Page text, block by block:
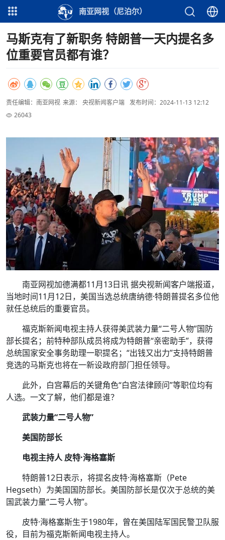
南亚网视（尼泊尔）
马斯克有了新职务 特朗普一天内提名多
位重要官员都有谁？
责任编辑：南亚网视 来源： 央视新闻客户端 发布时间：2024-11-13 12:12
26043
南亚网视加德满都11月13日讯 据央视新闻客户端报道，
当地时间11月12日，美国当选总统唐纳德·特朗普提名多位他
就任总统后的重要官员。
福克斯新闻电视主持人获得美武装力量“二号人物”国防
部长提名；前特种部队成员将成为特朗普“亲密助手”，获得
总统国家安全事务助理一职提名；“出钱又出力”支持特朗普
竞选的马斯克也将在一新设政府部门担任领导。
此外，白宫幕后的关键角色“白宫法律顾问”等职位均有
人选。一文了解，他们都是谁？
武装力量“二号人物”
美国防部长
电视主持人 皮特·海格塞斯
特朗普12日表示，将提名皮特·海格塞斯（Pete
Hegseth）为美国国防部长。美国防部长是仅次于总统的美
国武装力量“二号人物”。
皮特·海格塞斯生于1980年，曾在美国陆军国民警卫队服
役，目前为福克斯新闻电视主持人。